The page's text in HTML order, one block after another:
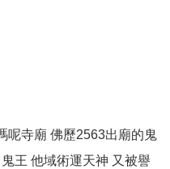
呢寺廟 佛歷2563出廟的鬼
王 他域術運天神 又被譽